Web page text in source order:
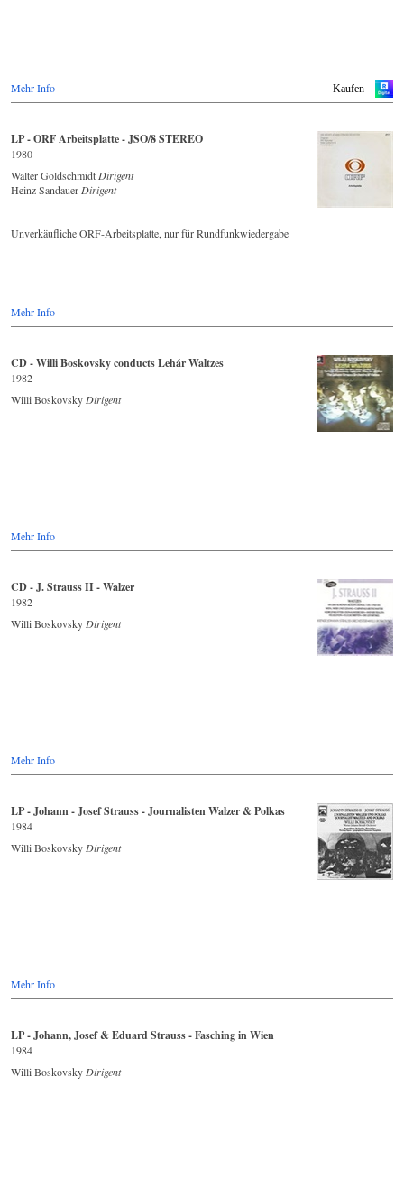
Kaufen
Mehr Info
LP - ORF Arbeitsplatte - JSO/8 STEREO
1980
Walter Goldschmidt Dirigent
Heinz Sandauer Dirigent
Unverkäufliche ORF-Arbeitsplatte, nur für Rundfunkwiedergabe
Mehr Info
CD - Willi Boskovsky conducts Lehár Waltzes
1982
Willi Boskovsky Dirigent
Mehr Info
CD - J. Strauss II - Walzer
1982
Willi Boskovsky Dirigent
Mehr Info
LP - Johann - Josef Strauss - Journalisten Walzer & Polkas
1984
Willi Boskovsky Dirigent
Mehr Info
LP - Johann, Josef & Eduard Strauss - Fasching in Wien
1984
Willi Boskovsky Dirigent